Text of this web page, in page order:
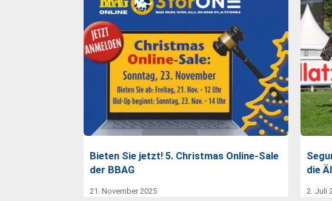
Bieten Sie jetzt! 5. Christmas Online-Sale
der BBAG
21. November 2025
die
2. Juli